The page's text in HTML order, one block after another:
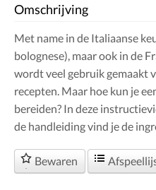
Omschrijving
Met name in de Italiaanse
bolognese), maar ook in de
wordt veel gebruik gemaakt
recepten. Maar hoe kun je
bereiden? In deze
de handleiding vind je de
Bewaren